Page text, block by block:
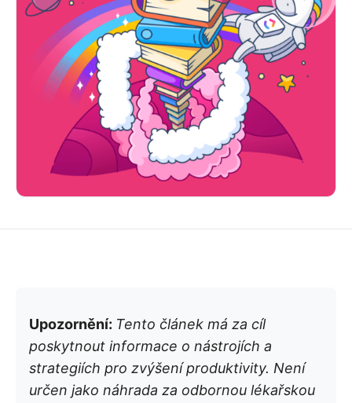
Upozornění: Tento článek má za cíl
poskytnout informace o nástrojích a
strategiích pro zvýšení produktivity. Není
určen jako náhrada za odbornou lékařskou